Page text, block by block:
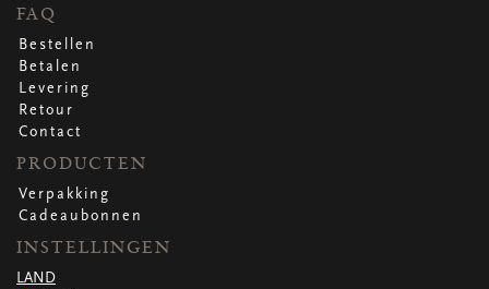
WENSKAARTEN
Vierkante wenskaartjes
bekijk alle
Langwerpige wenskaartjes
bekijk alle
Rechthoekige wenskaartjes
bekijk alle
Wenskaarten
bekijk alle
Per gelegenheid
bekijk alle
FAQ
Bestellen
Betalen
Levering
Retour
Contact
PRODUCTEN
Verpakking
Cadeaubonnen
INSTELLINGEN
LAND